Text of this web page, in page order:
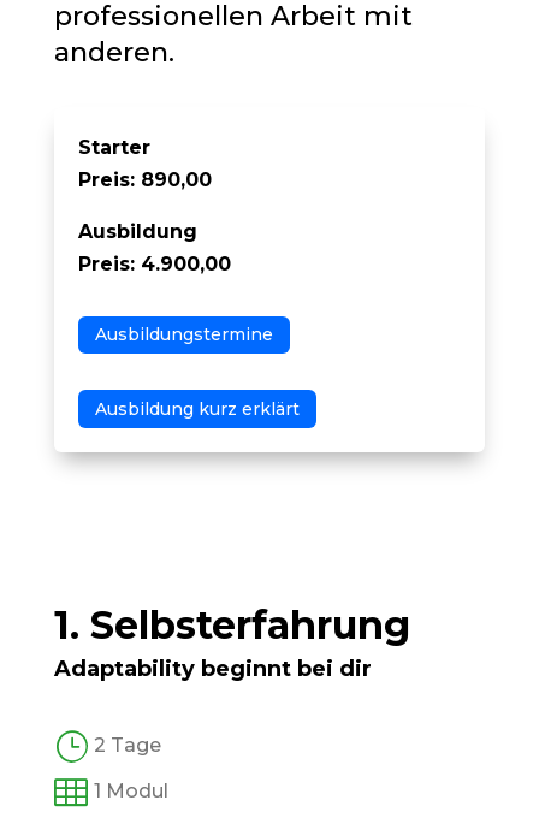
professionellen Arbeit mit
anderen.
Starter
Preis: 890,00
Ausbildung
Preis: 4.900,00
Ausbildungstermine
Ausbildung kurz erklärt
1. Selbst­erfahrung
Adaptability beginnt bei dir
} 2 Tage
 1 Modul